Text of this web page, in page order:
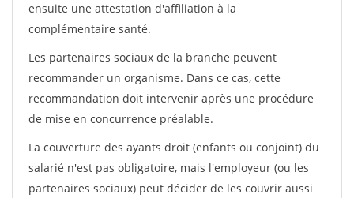
ensuite une attestation d'affiliation à la
complémentaire santé.
Les partenaires sociaux de la branche peuvent
recommander un organisme. Dans ce cas, cette
recommandation doit intervenir après une procédure
de mise en concurrence préalable.
La couverture des ayants droit (enfants ou conjoint) du
salarié n'est pas obligatoire, mais l'employeur (ou les
partenaires sociaux) peut décider de les couvrir aussi